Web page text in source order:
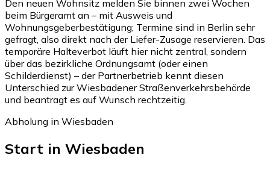
Den neuen Wohnsitz melden Sie binnen zwei Wochen
beim Bürgeramt an – mit Ausweis und
Wohnungsgeberbestätigung; Termine sind in Berlin sehr
gefragt, also direkt nach der Liefer-Zusage reservieren. Das
temporäre Halteverbot läuft hier nicht zentral, sondern
über das bezirkliche Ordnungsamt (oder einen
Schilderdienst) – der Partnerbetrieb kennt diesen
Unterschied zur Wiesbadener Straßenverkehrsbehörde
und beantragt es auf Wunsch rechtzeitig.
Abholung in Wiesbaden
Start in Wiesbaden